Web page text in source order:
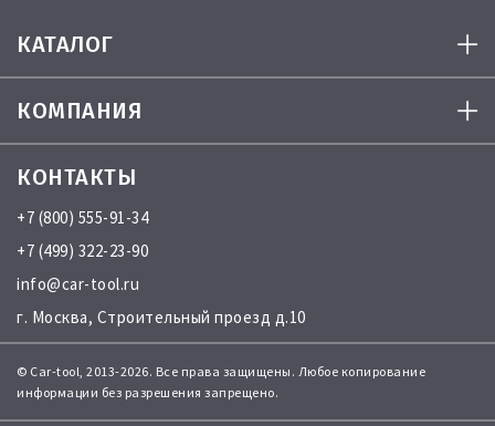
КАТАЛОГ
КОМПАНИЯ
КОНТАКТЫ
+7 (800) 555-91-34
+7 (499) 322-23-90
info@car-tool.ru
г. Москва, Строительный проезд д.10
© Car-tool, 2013-2026. Все права защищены. Любое копирование
информации без разрешения запрещено.